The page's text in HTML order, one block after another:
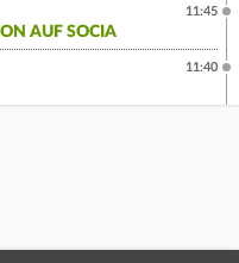
AUF SOCIA
11:45
11:40